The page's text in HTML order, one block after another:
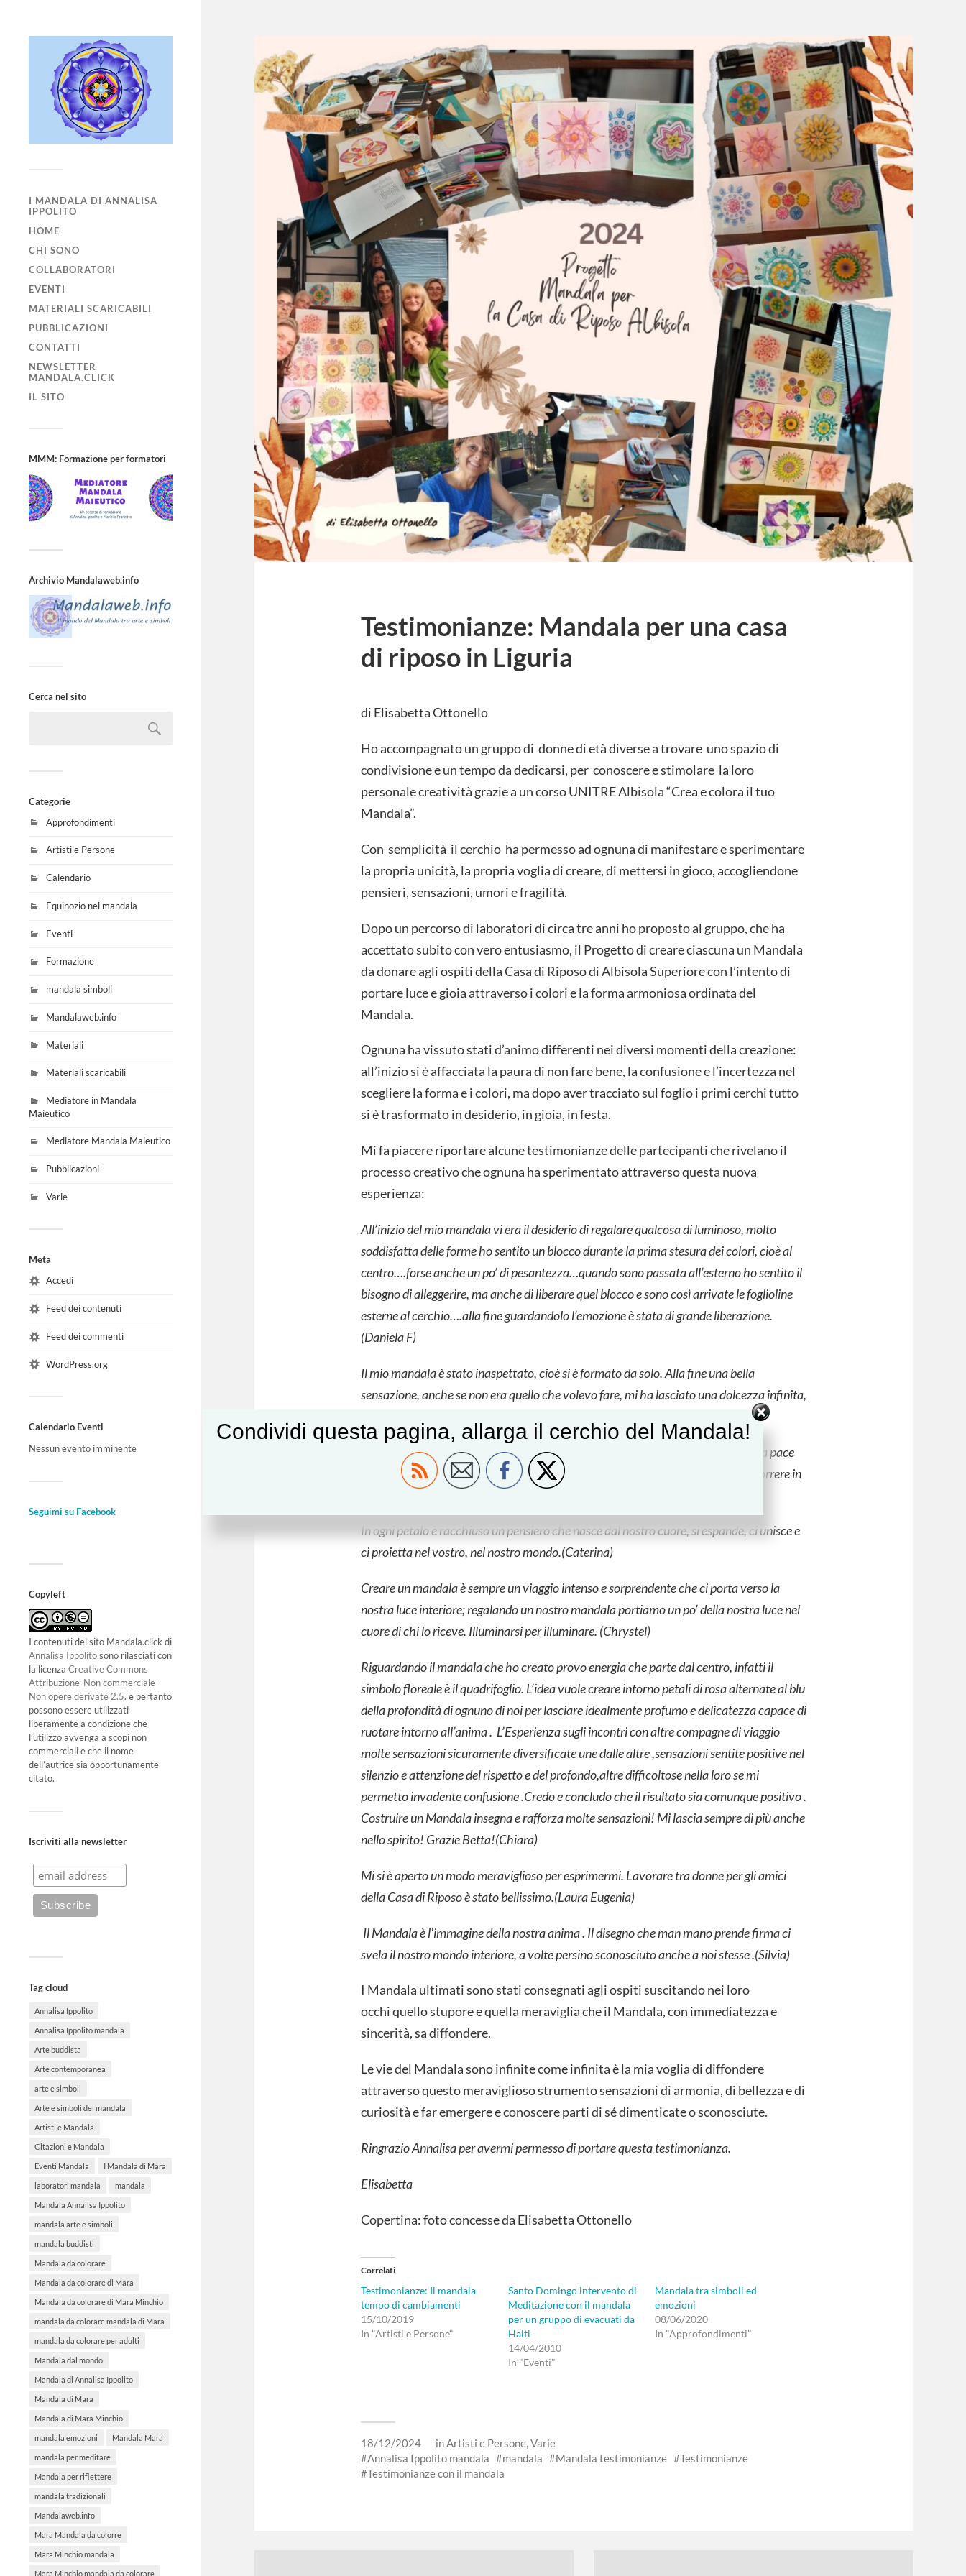
I MANDALA DI ANNALISA
IPPOLITO
HOME
CHI SONO
COLLABORATORI
EVENTI
MATERIALI SCARICABILI
PUBBLICAZIONI
CONTATTI
NEWSLETTER
MANDALA.CLICK
IL SITO
MMM: Formazione per formatori
Archivio Mandalaweb.info
Cerca nel sito
Categorie
Approfondimenti
Artisti e Persone
Calendario
Equinozio nel mandala
Eventi
Formazione
mandala simboli
Mandalaweb.info
Materiali
Materiali scaricabili
Mediatore in Mandala
Maieutico
Mediatore Mandala Maieutico
Pubblicazioni
Varie
Meta
Accedi
Feed dei contenuti
Feed dei commenti
WordPress.org
Calendario Eventi
Nessun evento imminente
Seguimi su Facebook
Copyleft
I contenuti del sito Mandala.click di
Annalisa Ippolitosono rilasciati con
la licenza Creative Commons
Attribuzione-Non commerciale-
Non opere derivate 2.5. e pertanto
possono essere utilizzati
liberamente a condizione che
l’utilizzo avvenga a scopi non
commerciali e che il nome
dell’autrice sia opportunamente
citato.
Iscriviti alla newsletter
Tag cloud
Annalisa Ippolito
Annalisa Ippolito mandala
Arte buddista
Arte contemporanea
arte e simboli
Arte e simboli del mandala
Artisti e Mandala
Citazioni e Mandala
Eventi Mandala I Mandala di Mara
laboratori mandala mandala
Mandala Annalisa Ippolito
mandala arte e simboli
mandala buddisti
Mandala da colorare
Mandala da colorare di Mara
Mandala da colorare di Mara Minchio
mandala da colorare mandala di Mara
mandala da colorare per adulti
Mandala dal mondo
Mandala di Annalisa Ippolito
Mandala di Mara
Mandala di Mara Minchio
mandala emozioni Mandala Mara
mandala per meditare
Mandala per riflettere
mandala tradizionali
Mandalaweb.info
Mara Mandala da colorre
Mara Minchio mandala
Mara Minchio mandala da colorare
Testimonianze: Mandala per una casa
di riposo in Liguria
di Elisabetta Ottonello
Ho accompagnato un gruppo di donne di età diverse a trovare uno spazio di
condivisione e un tempo da dedicarsi, per conoscere e stimolare la loro
personale creatività grazie a un corso UNITRE Albisola “Crea e colora il tuo
Mandala”.
Con semplicità il cerchio ha permesso ad ognuna di manifestare e sperimentare
la propria unicità, la propria voglia di creare, di mettersi in gioco, accogliendone
pensieri, sensazioni, umori e fragilità.
Dopo un percorso di laboratori di circa tre anni ho proposto al gruppo, che ha
accettato subito con vero entusiasmo, il Progetto di creare ciascuna un Mandala
da donare agli ospiti della Casa di Riposo di Albisola Superiore con l’intento di
portare luce e gioia attraverso i colori e la forma armoniosa ordinata del
Mandala.
Ognuna ha vissuto stati d’animo differenti nei diversi momenti della creazione:
all’inizio si è affacciata la paura di non fare bene, la confusione e l’incertezza nel
scegliere la forma e i colori, ma dopo aver tracciato sul foglio i primi cerchi tutto
si è trasformato in desiderio, in gioia, in festa.
Mi fa piacere riportare alcune testimonianze delle partecipanti che rivelano il
processo creativo che ognuna ha sperimentato attraverso questa nuova
esperienza:
All’inizio del mio mandala vi era il desiderio di regalare qualcosa di luminoso, molto
soddisfatta delle forme ho sentito un blocco durante la prima stesura dei colori, cioè al
centro….forse anche un po’ di pesantezza…quando sono passata all’esterno ho sentito il
bisogno di alleggerire, ma anche di liberare quel blocco e sono così arrivate le foglioline
esterne al cerchio….alla fine guardandolo l’emozione è stata di grande liberazione.
(Daniela F)
Il mio mandala è stato inaspettato, cioè si è formato da solo. Alla fine una bella
sensazione, anche se non era quello che volevo fare, mi ha lasciato una dolcezza infinita,
Immersa in un centro a mo’ di brodo primordiale, trovo una concentrazione e una pace
unica: e poi che magia i colori che bagnati cambiano in un cerchio che sembra correre in
In ogni petalo è racchiuso un pensiero che nasce dal nostro cuore, si espande, ci unisce e
ci proietta nel vostro, nel nostro mondo.(Caterina)
Creare un mandala è sempre un viaggio intenso e sorprendente che ci porta verso la
nostra luce interiore; regalando un nostro mandala portiamo un po’ della nostra luce nel
cuore di chi lo riceve. Illuminarsi per illuminare. (Chrystel)
Riguardando il mandala che ho creato provo energia che parte dal centro, infatti il
simbolo floreale è il quadrifoglio. L’idea vuole creare intorno petali di rosa alternate al blu
della profondità di ognuno di noi per lasciare idealmente profumo e delicatezza capace di
ruotare intorno all’anima . L’Esperienza sugli incontri con altre compagne di viaggio
molte sensazioni sicuramente diversificate une dalle altre ,sensazioni sentite positive nel
silenzio e attenzione del rispetto e del profondo,altre difficoltose nella loro se mi
permetto invadente confusione .Credo e concludo che il risultato sia comunque positivo .
Costruire un Mandala insegna e rafforza molte sensazioni! Mi lascia sempre di più anche
nello spirito! Grazie Betta!(Chiara)
Mi si è aperto un modo meraviglioso per esprimermi. Lavorare tra donne per gli amici
della Casa di Riposo è stato bellissimo.(Laura Eugenia)
Il Mandala è l’immagine della nostra anima . Il disegno che man mano prende firma ci
svela il nostro mondo interiore, a volte persino sconosciuto anche a noi stesse .(Silvia)
I Mandala ultimati sono stati consegnati agli ospiti suscitando nei loro
occhi quello stupore e quella meraviglia che il Mandala, con immediatezza e
sincerità, sa diffondere.
Le vie del Mandala sono infinite come infinita è la mia voglia di diffondere
attraverso questo meraviglioso strumento sensazioni di armonia, di bellezza e di
curiosità e far emergere e conoscere parti di sé dimenticate o sconosciute.
Ringrazio Annalisa per avermi permesso di portare questa testimonianza.
Elisabetta
Copertina: foto concesse da Elisabetta Ottonello
Correlati
Testimonianze: Il mandala
tempo di cambiamenti
15/10/2019
In "Artisti e Persone"
Santo Domingo intervento di
Meditazione con il mandala
per un gruppo di evacuati da
Haiti
14/04/2010
In "Eventi"
Mandala tra simboli ed
emozioni
08/06/2020
In "Approfondimenti"
18/12/2024 inArtisti e Persone,Varie
Annalisa Ippolito mandala
mandala Mandala testimonianze
Testimonianze
Testimonianze con il mandala
Condividi questa pagina, allarga il cerchio del Mandala!